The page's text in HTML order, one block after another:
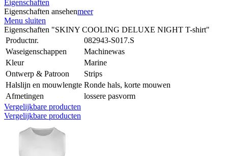
Eigenschaften
Eigenschaften ansehenmeer
Menu sluiten
Eigenschaften "SKINY COOLING DELUXE NIGHT T-shirt"
Productnr.
082943-S017.S
Waseigenschappen
Machinewas
Kleur
Marine
Ontwerp & Patroon
Strips
Halslijn en mouwlengte Ronde hals, korte mouwen
Afmetingen
lossere pasvorm
Vergelijkbare producten
Vergelijkbare producten